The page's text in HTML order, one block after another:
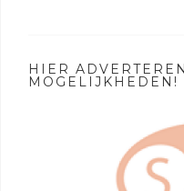
HIER
MOGELIJKHEDEN!